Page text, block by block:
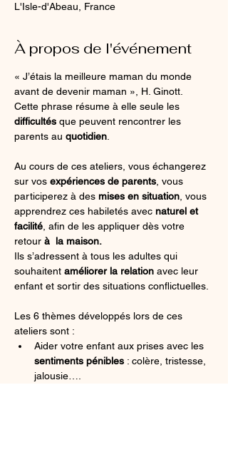
L'Isle-d'Abeau, France
À propos de l'événement
« J’étais la meilleure maman du monde
avant de devenir maman », H. Ginott.
Cette phrase résume à elle seule les
difficultés que peuvent rencontrer les
parents au quotidien.
Au cours de ces ateliers, vous échangerez
sur vos expériences de parents, vous
participerez à des mises en situation, vous
apprendrez ces habiletés avec naturel et
facilité, afin de les appliquer dès votre
retour à  la maison.
Ils s’adressent à tous les adultes qui
souhaitent améliorer la relation avec leur
enfant et sortir des situations conflictuelles.
Les 6 thèmes développés lors de ces
ateliers sont :
Aider votre enfant aux prises avec les
sentiments pénibles : colère, tristesse,
jalousie….